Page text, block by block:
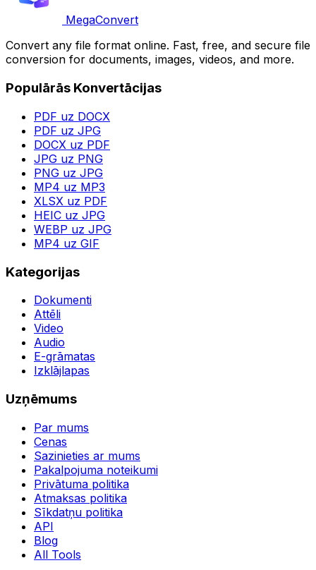
MegaConvert
Convert any file format online. Fast, free, and secure file
conversion for documents, images, videos, and more.
Populārās Konvertācijas
PDF uz DOCX
PDF uz JPG
DOCX uz PDF
JPG uz PNG
PNG uz JPG
MP4 uz MP3
XLSX uz PDF
HEIC uz JPG
WEBP uz JPG
MP4 uz GIF
Kategorijas
Dokumenti
Attēli
Video
Audio
E-grāmatas
Izklājlapas
Uzņēmums
Par mums
Cenas
Sazinieties ar mums
Pakalpojuma noteikumi
Privātuma politika
Atmaksas politika
Sīkdatņu politika
API
Blog
All Tools